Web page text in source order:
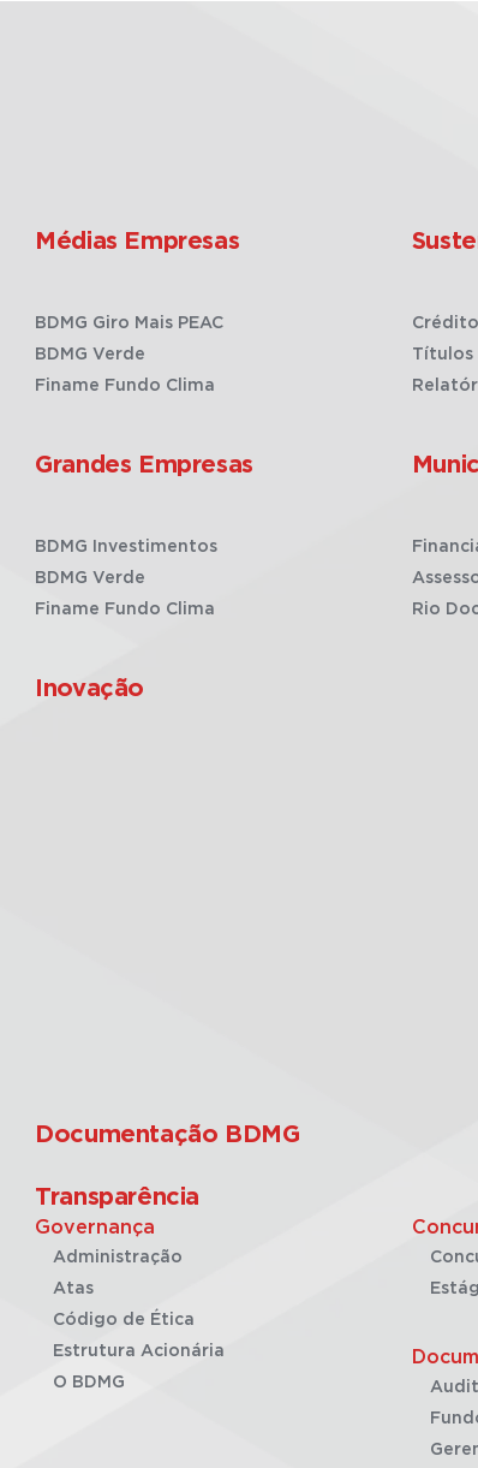
Médias Empresas
BDMG Giro Mais PEAC
BDMG Verde
Finame Fundo Clima
Grandes Empresas
BDMG Investimentos
BDMG Verde
Finame Fundo Clima
Inovação
Títulos
Rio
Documentação BDMG
Transparência
Governança
Administração
Atas
Código de Ética
Estrutura Acionária
O BDMG